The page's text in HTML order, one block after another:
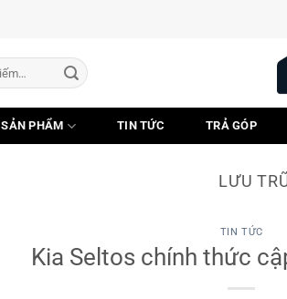
SẢN PHẨM TIN TỨC TRẢ GÓP
LƯU
TIN TỨC
Kia Seltos chính thức